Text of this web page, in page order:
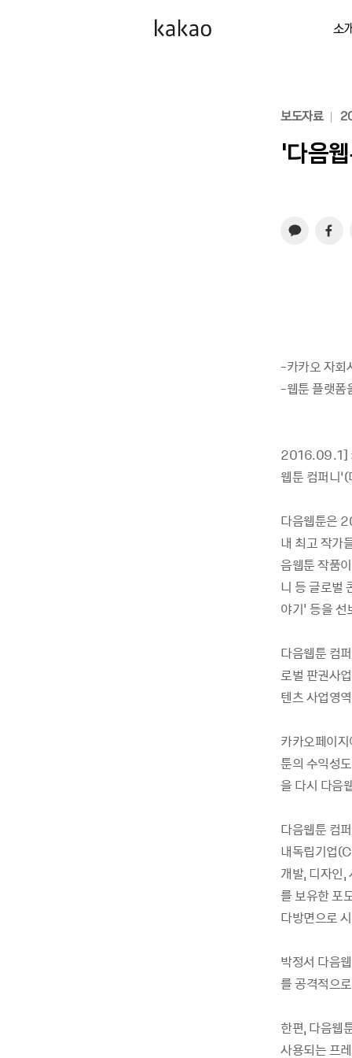
소
보도자료
‘다음
-카카오 자
-웹툰 플랫폼
2016.09.1]
웹툰 컴퍼니
다음웹툰은
내 최고 작가
음웹툰 작품
니 등 글로벌
야기' 등을 선
다음웹툰 컴
로벌 판권사
텐츠 사업영
카카오페이
툰의 수익성
을 다시 다음
다음웹툰 컴
내독립기업
개발, 디자인
를 보유한 포
다방면으로
박정서 다음
를 공격적으
한편, 다음웹
사용되는 프